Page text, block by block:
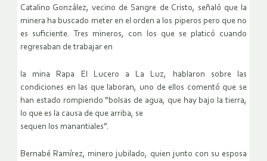
Catalino González, vecino de Sangre de Cristo, señaló que la
minera ha buscado meter en el orden a los piperos pero que no
es suficiente. Tres mineros, con los que se platicó cuando
regresaban de trabajar en
la mina Rapa El Lucero a La Luz, hablaron sobre las
condiciones en las que laboran, uno de ellos comentó que se
han estado rompiendo “bolsas de agua, que hay bajo la tierra,
lo que es la causa de que arriba, se
sequen los manantiales”.
Bernabé Ramírez, minero jubilado, quien junto con su esposa